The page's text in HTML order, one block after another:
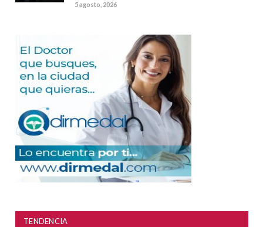
5 agosto, 2026
TENDENCIA